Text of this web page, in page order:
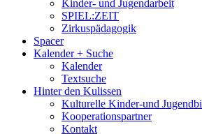
Kinder- und Jugendarbeit
SPIEL:ZEIT
Zirkuspädagogik
Spacer
Kalender + Suche
Kalender
Textsuche
Hinter den Kulissen
Kulturelle Kinder-und
Kooperationspartner
Kontakt